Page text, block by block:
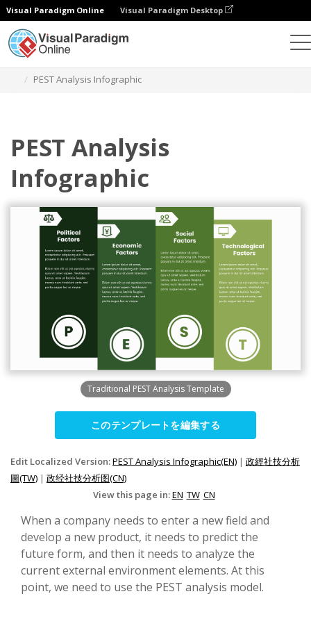
Visual Paradigm Online Visual Paradigm Desktop
PEST Analysis Infographic
PEST Analysis
Infographic
Traditional PEST Analysis Template
このテンプレートを編集する
Edit Localized Version:PEST Analysis Infographic(EN) | 政經社技分析
圖(TW) | 政经社技分析图(CN)
View this page in:EN TW CN
When a company needs to enter a new field and
develop a new product, it needs to predict the
future form, and then it needs to analyze the
current external environment elements. At this
point, we need to use the PEST analysis model.